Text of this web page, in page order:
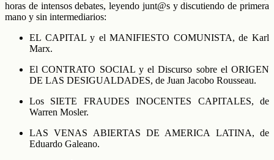
horas de intensos debates, leyendo junt@s y discutiendo de primera
mano y sin intermediarios:
EL CAPITAL y el MANIFIESTO COMUNISTA, de Karl
Marx.
El CONTRATO SOCIAL y el Discurso sobre el ORIGEN
DE LAS DESIGUALDADES, de Juan Jacobo Rousseau.
Los SIETE FRAUDES INOCENTES CAPITALES, de
Warren Mosler.
LAS VENAS ABIERTAS DE AMERICA LATINA, de
Eduardo Galeano.